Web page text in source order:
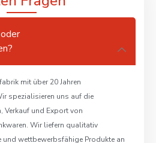
mit über 20 Jahren
spezialisieren uns auf die
Verkauf und Export von
Wir liefern qualitativ
und wettbewerbsfähige Produkte an